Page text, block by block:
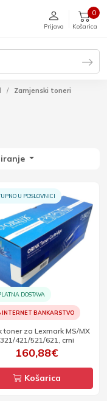
Prijava Košarica
0
Zamjenski toneri
U POSLOVNICI
DOSTAVA
INTERNET BANKARSTVO
toner za Lexmark MS/MX
321/421/521/621, crni
160,88€
Košarica